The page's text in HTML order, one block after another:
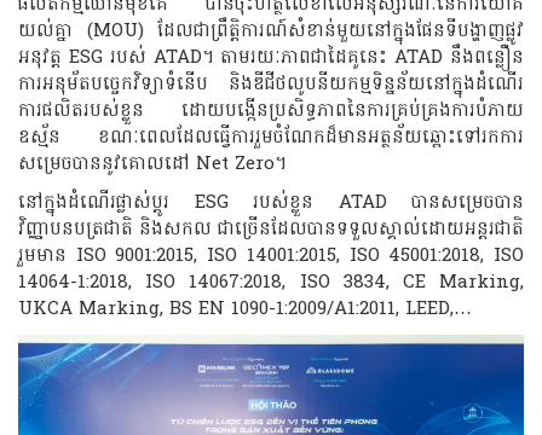
យល់គ្នា (MOU) ដែលជាព្រឹត្តិការណ៍សំខាន់មួយនៅក្នុងផែនទីបង្ហាញផ្លូវ
អនុវត្ត ESG របស់ ATAD។ តាមរយៈភាពជាដៃគូនេះ ATAD នឹងពន្លឿន
ការអនុម័តបច្ចេកវិទ្យាទំនើប និងឌីជីថលូបនីយកម្មទិន្នន័យនៅក្នុងដំណើរ
ការផលិតរបស់ខ្លួន ដោយបង្កើនប្រសិទ្ធភាពនៃការគ្រប់គ្រងការបំភាយ
ឧស្ម័ន ខណៈពេលដែលធ្វើការរួមចំណែកដ៏មានអត្ថន័យឆ្ពោះទៅរកការ
សម្រេចបាននូវគោលដៅ Net Zero។
នៅក្នុងដំណើរផ្លាស់ប្តូរ ESG របស់ខ្លួន ATAD បានសម្រេចបាន
វិញ្ញាបនបត្រជាតិ និងសកល ជាច្រើនដែលបានទទួលស្គាល់ដោយអន្តរជាតិ
រួមមាន ISO 9001:2015, ISO 14001:2015, ISO 45001:2018, ISO
14064-1:2018, ISO 14067:2018, ISO 3834, CE Marking,
UKCA Marking, BS EN 1090-1:2009/A1:2011, LEED,…